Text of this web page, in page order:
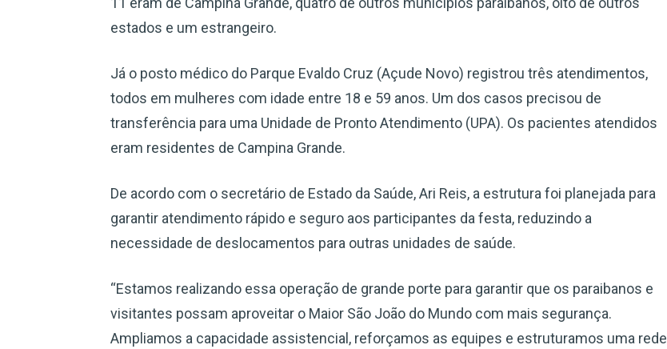
estados e um estrangeiro.
Já o posto médico do Parque Evaldo Cruz (Açude Novo) registrou três atendimentos,
todos em mulheres com idade entre 18 e 59 anos. Um dos casos precisou de
transferência para uma Unidade de Pronto Atendimento (UPA). Os pacientes atendidos
eram residentes de Campina Grande.
De acordo com o secretário de Estado da Saúde, Ari Reis, a estrutura foi planejada para
garantir atendimento rápido e seguro aos participantes da festa, reduzindo a
necessidade de deslocamentos para outras unidades de saúde.
“Estamos realizando essa operação de grande porte para garantir que os paraibanos e
visitantes possam aproveitar o Maior São João do Mundo com mais segurança.
Ampliamos a capacidade assistencial, reforçamos as equipes e estruturamos uma rede